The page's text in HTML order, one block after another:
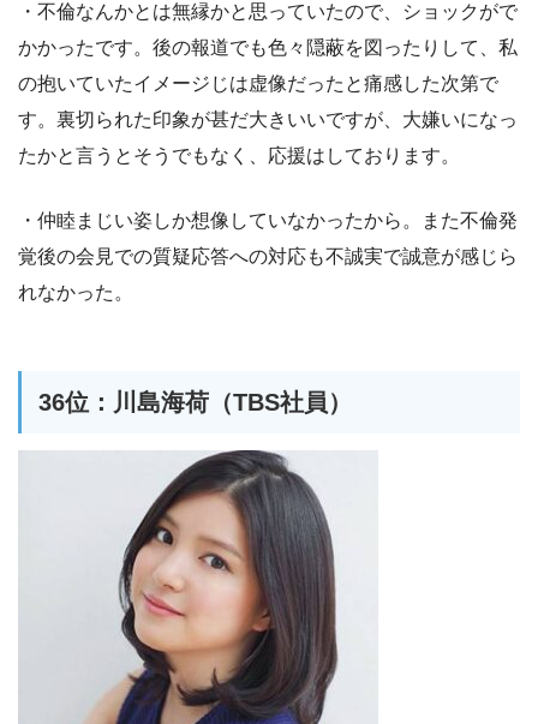
・不倫なんかとは無縁かと思っていたので、ショックがで
かかったです。後の報道でも色々隠蔽を図ったりして、私
の抱いていたイメージじは虚像だったと痛感した次第で
す。裏切られた印象が甚だ大きいいですが、大嫌いになっ
たかと言うとそうでもなく、応援はしております。
・仲睦まじい姿しか想像していなかったから。また不倫発
覚後の会見での質疑応答への対応も不誠実で誠意が感じら
れなかった。
36位：川島海荷（TBS社員）